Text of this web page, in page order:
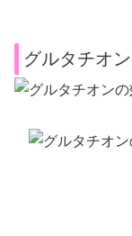
グルタチオ